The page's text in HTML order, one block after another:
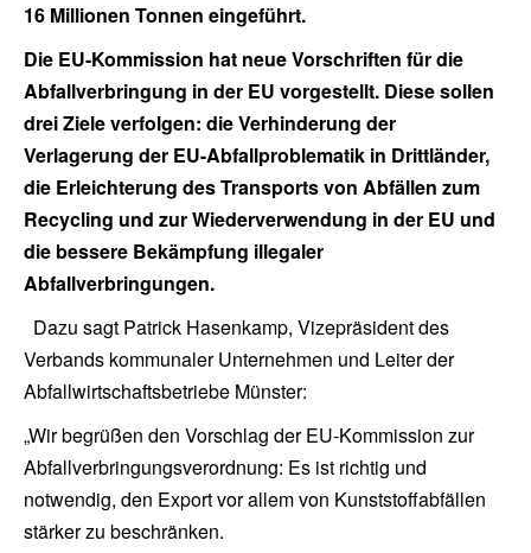
16 Millionen Tonnen eingeführt.
Die EU-Kommission hat neue Vorschriften für die
Abfallverbringung in der EU vorgestellt. Diese sollen
drei Ziele verfolgen: die Verhinderung der
Verlagerung der EU-Abfallproblematik in Drittländer,
die Erleichterung des Transports von Abfällen zum
Recycling und zur Wiederverwendung in der EU und
die bessere Bekämpfung illegaler
Abfallverbringungen.
Dazu sagt Patrick Hasenkamp, Vizepräsident des
Verbands kommunaler Unternehmen und Leiter der
Abfallwirtschaftsbetriebe Münster:
„Wir begrüßen den Vorschlag der EU-Kommission zur
Abfallverbringungsverordnung: Es ist richtig und
notwendig, den Export vor allem von Kunststoffabfällen
stärker zu beschränken.